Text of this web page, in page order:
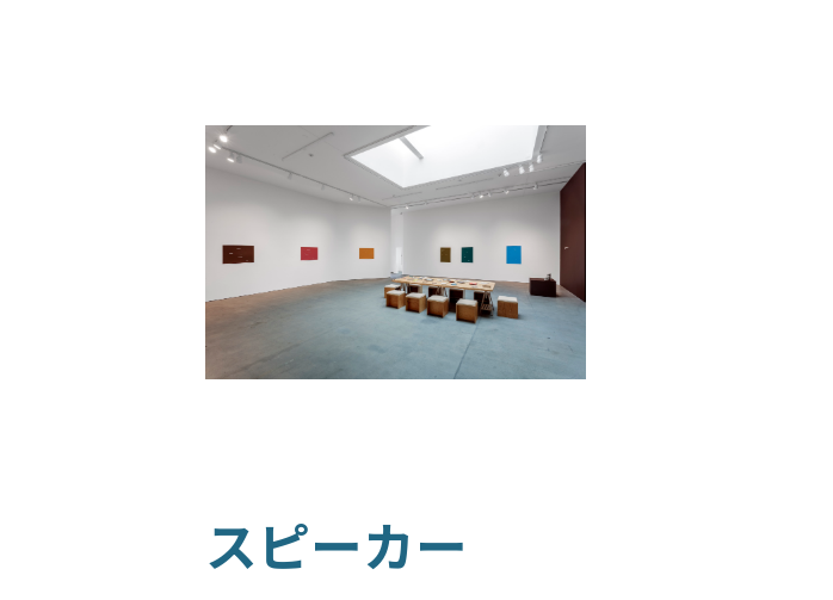
スピーカー